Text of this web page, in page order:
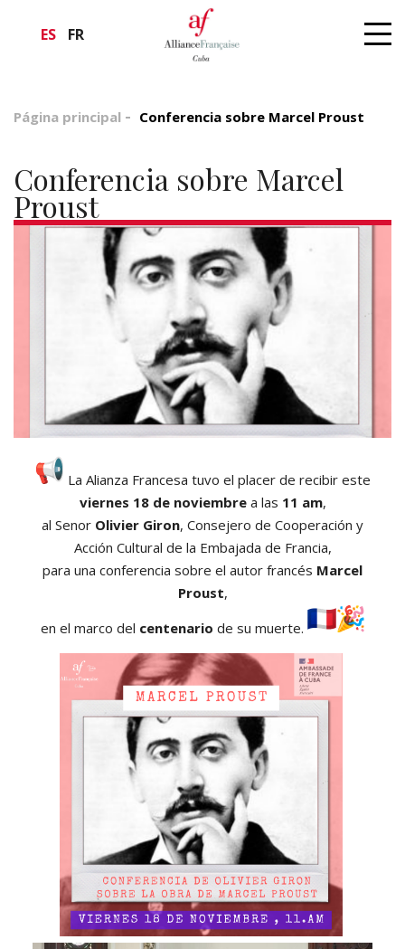
ES FR
Página principal Conferencia sobre Marcel Proust
Conferencia sobre Marcel
Proust
La Alianza Francesa tuvo el placer de recibir este
viernes 18 de noviembrea las 11 am,
al Senor Olivier Giron, Consejero de Cooperación y
Acción Cultural de la Embajada de Francia,
para una conferencia sobre el autor francés Marcel
Proust,
en el marco del centenario de su muerte.